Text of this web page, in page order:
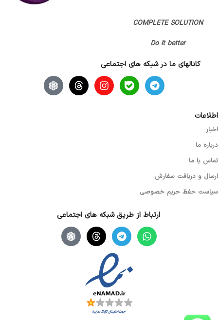
COMPLETE SOLUTION
Do it better
کانالهای ما در شبکه های اجتماعی
اطلاعات
اخبار
درباره ما
تماس با ما
ارسال و دریافت سفارش
سیاست حفظ حریم خصوصی
ارتباط از طریق شبکه های اجتماعی